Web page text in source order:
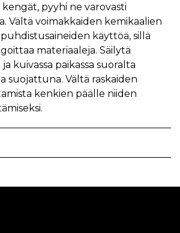
kengät, pyyhi ne varovasti
Vältä voimakkaiden kemikaalien
käyttöä, sillä
materiaaleja. Säilytä
ja kuivassa paikassa suoralta
suojattuna. Vältä raskaiden
kenkien päälle niiden